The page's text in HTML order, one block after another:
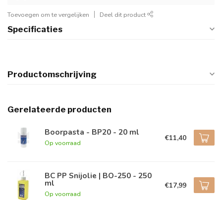
Toevoegen om te vergelijken Deel dit product
Specificaties
Productomschrijving
Gerelateerde producten
Boorpasta - BP20 - 20 ml
Op voorraad
€11,40
BC PP Snijolie | BO-250 - 250
ml
Op voorraad
€17,99